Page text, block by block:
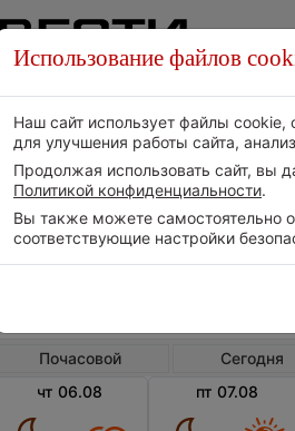
погоды
Почасовой Сегодня
чт 06.08
пт 07.08
Использование файлов
Наш сайт использует файлы
для улучшения работы сайта,
Продолжая использовать сайт, вы
Политикой конфиденциальности.
Вы также можете самостоятельно
соответствующие настройки